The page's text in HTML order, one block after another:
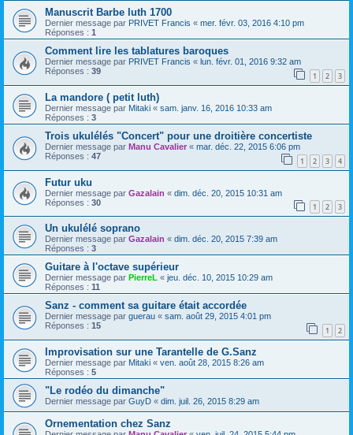
Manuscrit Barbe luth 1700
Dernier message par PRIVET Francis « mer. févr. 03, 2016 4:10 pm
Réponses : 1
Comment lire les tablatures baroques
Dernier message par PRIVET Francis « lun. févr. 01, 2016 9:32 am
Réponses : 39 1 2 3
La mandore ( petit luth)
Dernier message par Mitaki « sam. janv. 16, 2016 10:33 am
Réponses : 3
Trois ukulélés "Concert" pour une droitière concertiste
Dernier message par Manu Cavalier « mar. déc. 22, 2015 6:06 pm
Réponses : 47 1 2 3 4
Futur uku
Dernier message par Gazalain « dim. déc. 20, 2015 10:31 am
Réponses : 30 1 2 3
Un ukulélé soprano
Dernier message par Gazalain « dim. déc. 20, 2015 7:39 am
Réponses : 3
Guitare à l'octave supérieur
Dernier message par PierreL « jeu. déc. 10, 2015 10:29 am
Réponses : 11
Sanz - comment sa guitare était accordée
Dernier message par guerau « sam. août 29, 2015 4:01 pm
Réponses : 15 1 2
Improvisation sur une Tarantelle de G.Sanz
Dernier message par Mitaki « ven. août 28, 2015 8:26 am
Réponses : 5
"Le rodéo du dimanche"
Dernier message par GuyD « dim. juil. 26, 2015 8:29 am
Ornementation chez Sanz